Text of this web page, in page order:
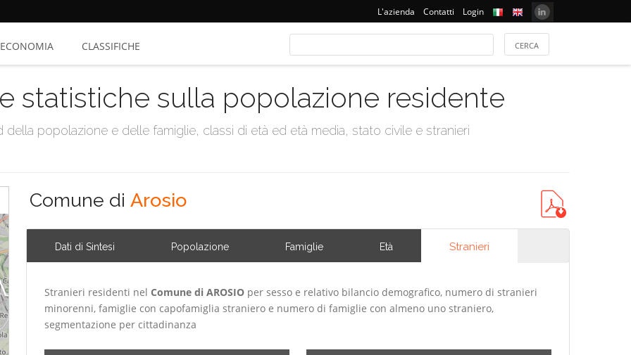
L'azienda Contatti Login
ECONOMIA CLASSIFICHE
statistiche sulla popolazione residente
popolazione e delle famiglie, classi di età ed età media, stato civile e stranieri
Comune di Arosio
Dati di Sintesi Popolazione Famiglie Età Stranieri
Stranieri residenti nel Comune di AROSIO per sesso e relativo bilancio demografico, numero di stranieri
minorenni, famiglie con capofamiglia straniero e numero di famiglie con almeno uno straniero,
segmentazione per cittadinanza